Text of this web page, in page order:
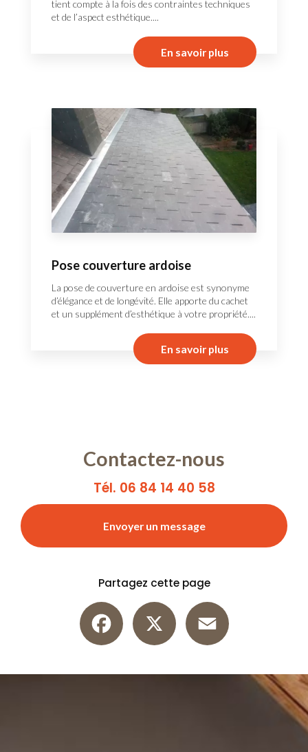
tient compte à la fois des contraintes techniques
et de l’aspect esthétique....
En savoir plus
Pose couverture ardoise
La pose de couverture en ardoise est synonyme
d’élégance et de longévité. Elle apporte du cachet
et un supplément d’esthétique à votre propriété....
En savoir plus
Contactez-nous
Tél. 06 84 14 40 58
Envoyer un message
Partagez cette page
Facebook